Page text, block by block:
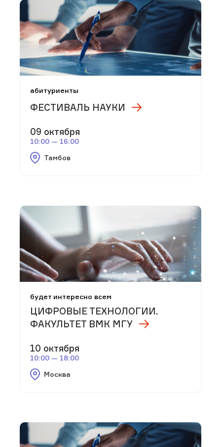
абитуриенты
ФЕСТИВАЛЬ НАУКИ
09 октября
10:00 — 16:00
Тамбов
будет интересно всем
ЦИФРОВЫЕ ТЕХНОЛОГИИ.
ФАКУЛЬТЕТ ВМК МГУ
10 октября
10:00 — 18:00
Москва